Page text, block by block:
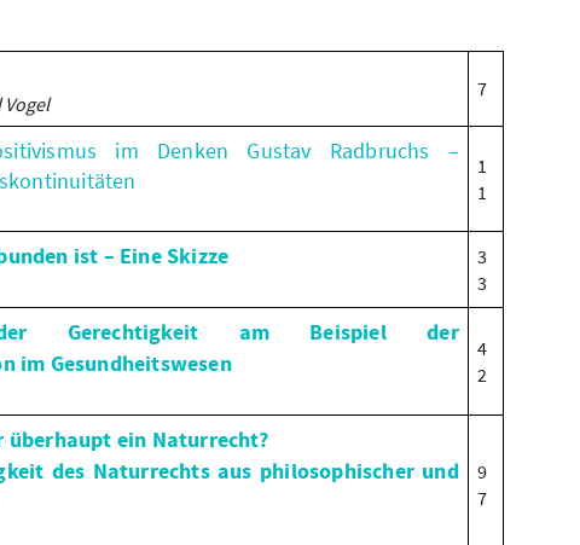
7
im Denken Gustav Radbruchs –
1
1
ist – Eine Skizze
3
3
Gerechtigkeit am Beispiel der
im Gesundheitswesen
4
2
ein Naturrecht?
des Naturrechts aus philosophischer und
9
7